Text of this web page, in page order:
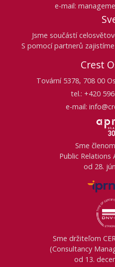
e-mail:
Jsme součástí
S pomocí partnerů
Crest
Tovární 5378, 708 00
tel.: +420
e-mail:
Sme
Public Relations
od 28.
Sme držiteľom
(Consultancy
od 13.